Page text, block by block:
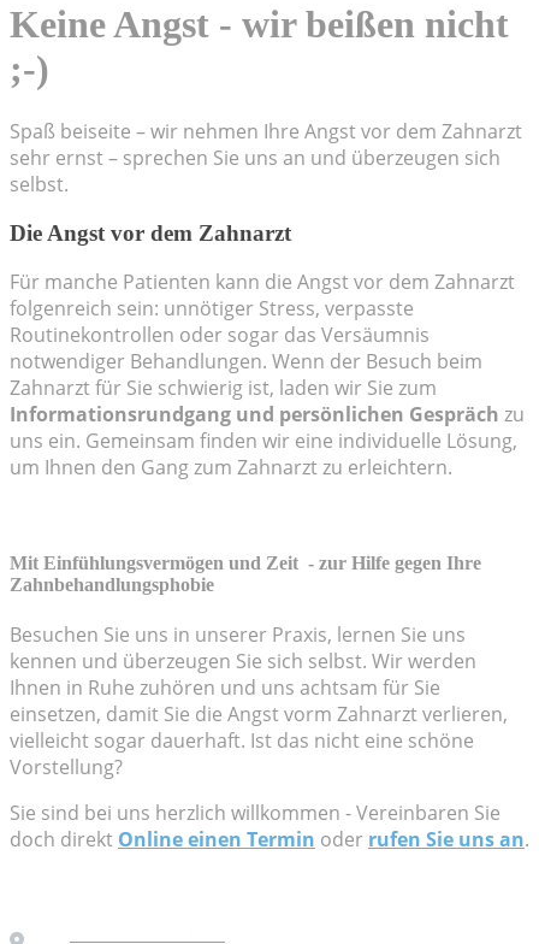
Keine Angst - wir beißen nicht
;-)
Spaß beiseite – wir nehmen Ihre Angst vor dem Zahnarzt
sehr ernst – sprechen Sie uns an und überzeugen sich
selbst.
Die Angst vor dem Zahnarzt
Für manche Patienten kann die Angst vor dem Zahnarzt
folgenreich sein: unnötiger Stress, verpasste
Routinekontrollen oder sogar das Versäumnis
notwendiger Behandlungen. Wenn der Besuch beim
Zahnarzt für Sie schwierig ist, laden wir Sie zum
Informationsrundgang und persönlichen Gespräch zu
uns ein. Gemeinsam finden wir eine individuelle Lösung,
um Ihnen den Gang zum Zahnarzt zu erleichtern.
Mit Einfühlungsvermögen und Zeit - zur Hilfe gegen Ihre
Zahnbehandlungsphobie
Besuchen Sie uns in unserer Praxis, lernen Sie uns
kennen und überzeugen Sie sich selbst. Wir werden
Ihnen in Ruhe zuhören und uns achtsam für Sie
einsetzen, damit Sie die Angst vorm Zahnarzt verlieren,
vielleicht sogar dauerhaft. Ist das nicht eine schöne
Vorstellung?
Sie sind bei uns herzlich willkommen - Vereinbaren Sie
doch direkt Online einen Termin oder rufen Sie uns an.